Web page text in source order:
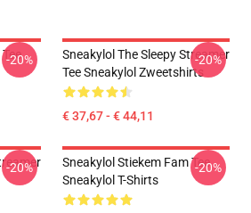
-20%
Sneakylol The Sleepy Streamer
Tee Sneakylol Zweetshirts
€ 37,67 - € 44,11
-20%
-20%
Sneakylol Stiekem Fam Tee
Sneakylol T-Shirts
-20%